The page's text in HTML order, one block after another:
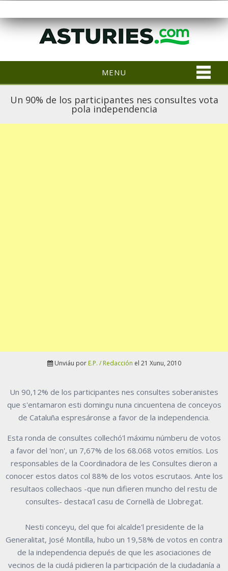
MENU
Un 90% de los participantes nes consultes vota
pola independencia
Unviáu por E.P. / Redacción el 21 Xunu, 2010
Un 90,12% de los participantes nes consultes soberanistes
que s'entamaron esti domingu nuna cincuentena de conceyos
de Cataluña espresáronse a favor de la independencia.
Esta ronda de consultes collechó'l máximu númberu de votos
a favor del 'non', un 7,67% de los 68.068 votos emitíos. Los
responsables de la Coordinadora de les Consultes dieron a
conocer estos datos col 88% de los votos escrutaos. Ante los
resultaos collechaos -que nun difieren muncho del restu de
consultes- destaca'l casu de Cornellà de Llobregat.
Nesti conceyu, del que foi alcalde'l presidente de la
Generalitat, José Montilla, hubo un 19,58% de votos en contra
de la independencia depués de que les asociaciones de
vecinos de la ciudá pidieren la participación de la ciudadanía a